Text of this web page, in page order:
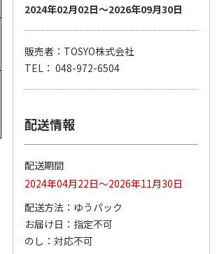
ふわっとフタタイト
ランチボックス角型
パペットスンスン
2024年02月02日～2026年09月30日
販売者：TOSYO株式会社
TEL： 048-972-6504
配送情報
配送期間
2024年04月22日～2026年11月30日
配送方法
ゆうパック
お届け日
指定不可
のし
対応不可